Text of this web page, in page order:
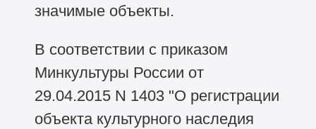
значимые объекты.
В соответствии с приказом
Минкультуры России от
29.04.2015 N 1403 "О регистрации
объекта культурного наследия